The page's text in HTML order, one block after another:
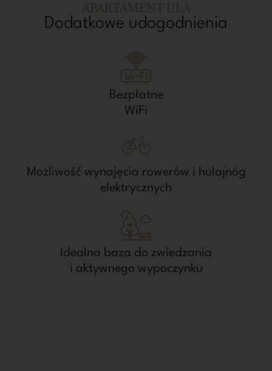
APARTAMENT ULA
Dodatkowe udogodnienia
Bezpłatne
WiFi
Możliwość wynajęcia rowerów i hulajnóg
elektrycznych
Idealna baza do zwiedzania
i aktywnego wypoczynku